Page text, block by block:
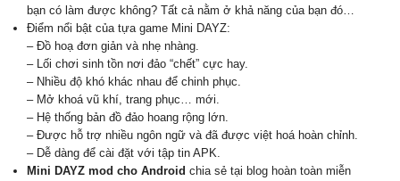
bạn có làm được không? Tất cả nằm ở khả năng của bạn đó…
Điểm nổi bật của tựa game Mini DAYZ:
– Đồ hoạ đơn giản và nhẹ nhàng.
– Lối chơi sinh tồn nơi đảo “chết” cực hay.
– Nhiều độ khó khác nhau để chinh phục.
– Mở khoá vũ khí, trang phục… mới.
– Hệ thống bản đồ đảo hoang rộng lớn.
– Được hỗ trợ nhiều ngôn ngữ và đã được việt hoá hoàn chỉnh.
– Dễ dàng để cài đặt với tập tin APK.
Mini DAYZ mod cho Android chia sẻ tại blog hoàn toàn miễn